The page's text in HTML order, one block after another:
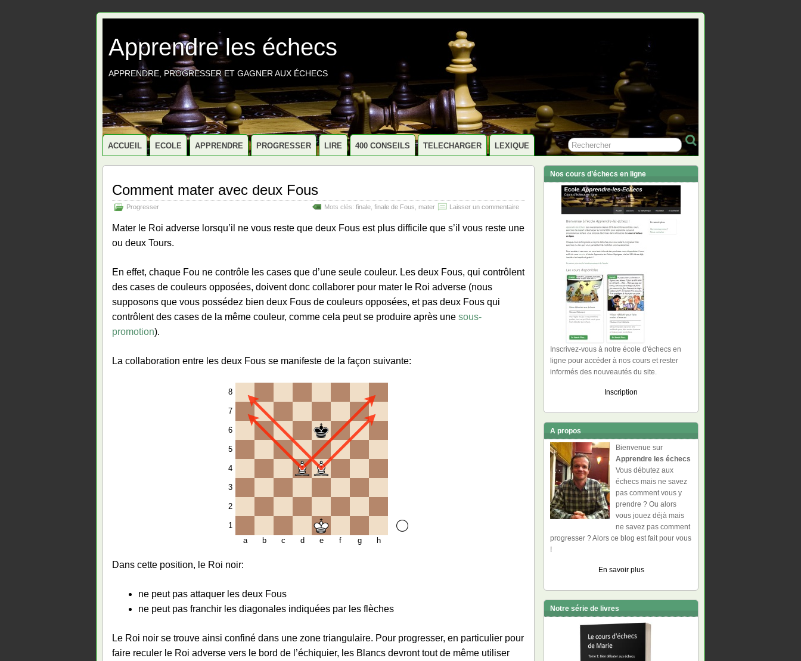
Apprendre les échecs
APPRENDRE, PROGRESSER ET GAGNER AUX ÉCHECS
ACCUEIL ECOLE APPRENDRE PROGRESSER LIRE 400 CONSEILS TELECHARGER LEXIQUE
Comment mater avec deux Fous
Progresser Laisser un commentaire
Mots clés: finale finale de Fous mater
Mater le Roi adverse lorsqu’il ne vous reste que deux Fous est plus difficile que s’il vous reste une
ou deux Tours.
En effet, chaque Fou ne contrôle les cases que d’une seule couleur. Les deux Fous, qui contrôlent
des cases de couleurs opposées, doivent donc collaborer pour mater le Roi adverse (nous
supposons que vous possédez bien deux Fous de couleurs opposées, et pas deux Fous qui
contrôlent des cases de la même couleur, comme cela peut se produire après une sous-
promotion).
La collaboration entre les deux Fous se manifeste de la façon suivante:
8
7
6
5
4
3
2
1
a
b c d e f g h
Dans cette position, le Roi noir:
ne peut pas attaquer les deux Fous
ne peut pas franchir les diagonales indiquées par les flèches
Le Roi noir se trouve ainsi confiné dans une zone triangulaire. Pour progresser, en particulier pour
faire reculer le Roi adverse vers le bord de l’échiquier, les Blancs devront tout de même utiliser
Nos cours d’échecs en ligne
Inscrivez-vous à notre école d'échecs en
ligne pour accéder à nos cours et rester
informés des nouveautés du site.
Inscription
A propos
Bienvenue sur
Apprendre les échecs
Vous débutez aux
échecs mais ne savez
pas comment vous y
prendre ? Ou alors
vous jouez déjà mais
ne savez pas comment
progresser ? Alors ce blog est fait pour vous
!
En savoir plus
Notre série de livres